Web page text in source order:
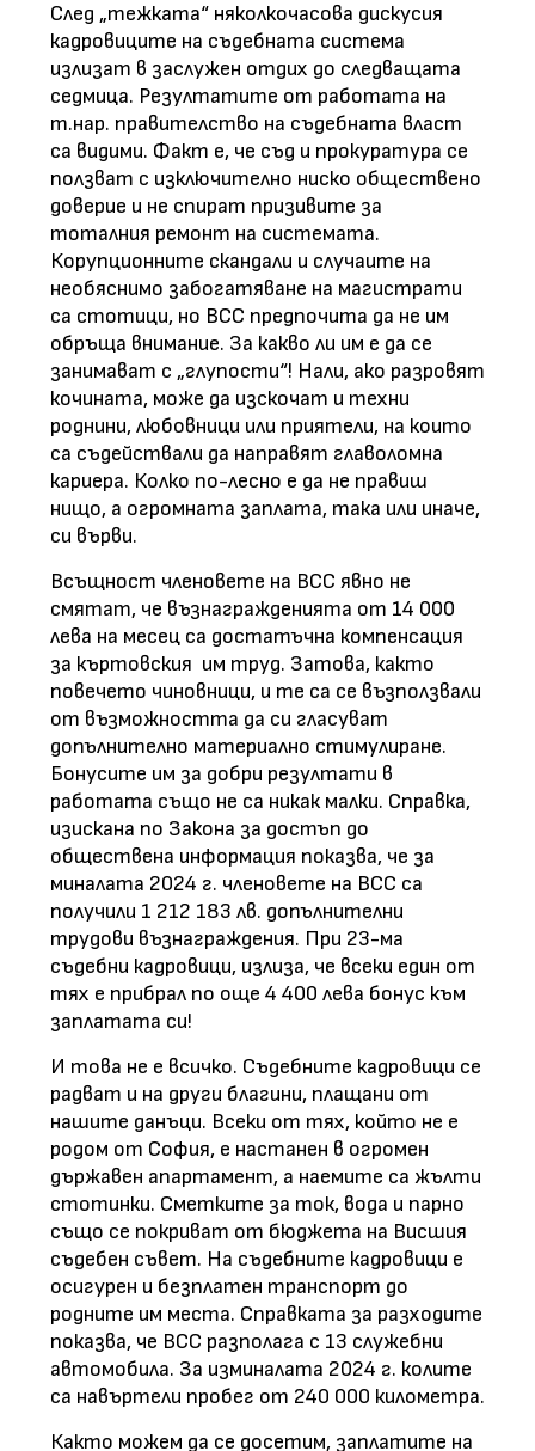
След „тежката“ няколкочасова дискусия
кадровиците на съдебната система
излизат в заслужен отдих до следващата
седмица. Резултатите от работата на
т.нар. правителство на съдебната власт
са видими. Факт е, че съд и прокуратура се
ползват с изключително ниско обществено
доверие и не спират призивите за
тоталния ремонт на системата.
Корупционните скандали и случаите на
необяснимо забогатяване на магистрати
са стотици, но ВСС предпочита да не им
обръща внимание. За какво ли им е да се
занимават с „глупости“! Нали, ако разровят
кочината, може да изскочат и техни
роднини, любовници или приятели, на които
са съдействали да направят главоломна
кариера. Колко по-лесно е да не правиш
нищо, а огромната заплата, така или иначе,
си върви.
Всъщност членовете на ВСС явно не
смятат, че възнагражденията от 14 000
лева на месец са достатъчна компенсация
за къртовския им труд. Затова, както
повечето чиновници, и те са се възползвали
от възможността да си гласуват
допълнително материално стимулиране.
Бонусите им за добри резултати в
работата също не са никак малки. Справка,
изискана по Закона за достъп до
обществена информация показва, че за
миналата 2024 г. членовете на ВСС са
получили 1 212 183 лв. допълнителни
трудови възнаграждения. При 23-ма
съдебни кадровици, излиза, че всеки един от
тях е прибрал по още 4 400 лева бонус към
заплатата си!
И това не е всичко. Съдебните кадровици се
радват и на други благини, плащани от
нашите данъци. Всеки от тях, който не е
родом от София, е настанен в огромен
държавен апартамент, а наемите са жълти
стотинки. Сметките за ток, вода и парно
също се покриват от бюджета на Висшия
съдебен съвет. На съдебните кадровици е
осигурен и безплатен транспорт до
родните им места. Справката за разходите
показва, че ВСС разполага с 13 служебни
автомобила. За изминалата 2024 г. колите
са навъртели пробег от 240 000 километра.
Както можем да се досетим, заплатите на